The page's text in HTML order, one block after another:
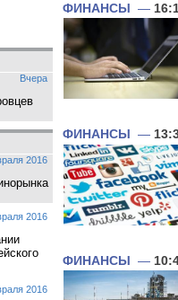
Вчера
2016
2016
2016
ФИНАНСЫ —
ФИНАНСЫ —
ФИНАНСЫ —